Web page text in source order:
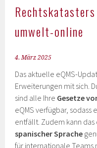
umwelt-online
4. März 2025
Das aktuelle eQMS-
Erweiterungen mit sich.
sind alle Ihre Gesetze
eQMS verfügbar,
entfällt. Zudem kann das
spanischer Sprache
für internationale